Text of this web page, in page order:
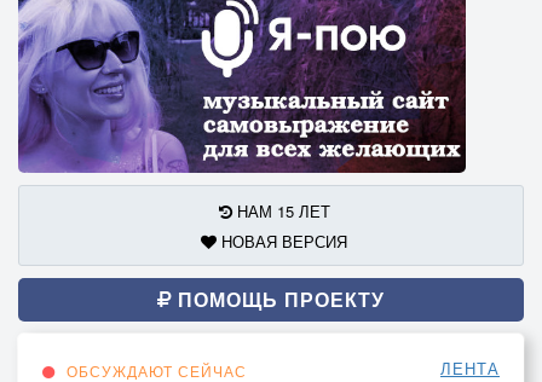
НАМ 15 ЛЕТ
НОВАЯ ВЕРСИЯ
ПОМОЩЬ ПРОЕКТУ
ОБСУЖДАЮТ СЕЙЧАС ЛЕНТА